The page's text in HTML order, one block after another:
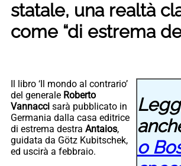
statale, una realtà
come “di estrema
o
Il libro ‘Il mondo al contrario’
del generale Roberto
Vannacci sarà pubblicato in
Germania dalla casa editrice
di estrema destra Antaios,
guidata da Götz Kubitschek,
ed uscirà a febbraio.